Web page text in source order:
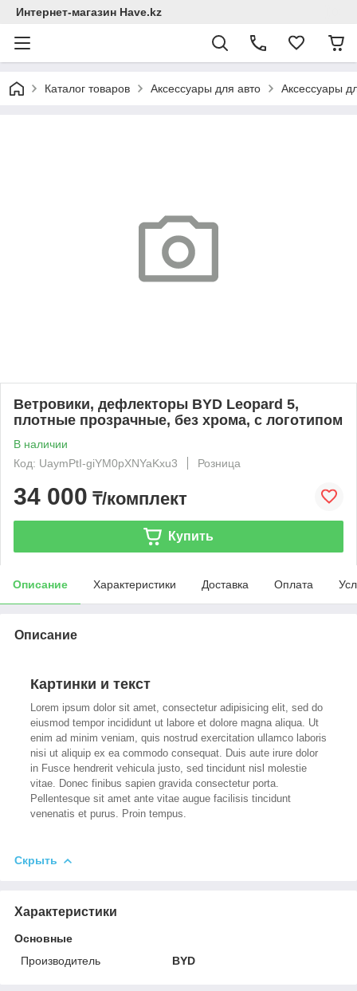
Интернет-магазин Have.kz
Каталог товаров Аксессуары для авто Аксессуары
Ветровики, дефлекторы BYD Leopard 5,
плотные прозрачные, без хрома, с логотипом
В наличии
Код: UaymPtI-giYM0pXNYaKxu3
Розница
34 000 ₸/комплект
Купить
Описание Характеристики Доставка Оплата
Описание
Картинки и текст
Lorem ipsum dolor sit amet, consectetur adipisicing elit, sed do
eiusmod tempor incididunt ut labore et dolore magna aliqua. Ut
enim ad minim veniam, quis nostrud exercitation ullamco laboris
nisi ut aliquip ex ea commodo consequat. Duis aute irure dolor
in Fusce hendrerit vehicula justo, sed tincidunt nisl molestie
vitae. Donec finibus sapien gravida consectetur porta.
Pellentesque sit amet ante vitae augue facilisis tincidunt
venenatis et purus. Proin tempus.
Скрыть
Характеристики
Основные
Производитель
BYD